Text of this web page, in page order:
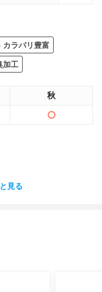
カラバリ豊富
加工
秋
見る